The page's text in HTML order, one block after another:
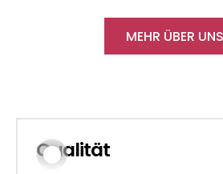
MEHR ÜBER
Qualität